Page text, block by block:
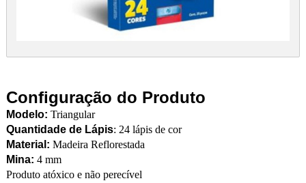
Configuração do Produto
Modelo: Triangular
Quantidade de Lápis: 24 lápis de cor
Material: Madeira Reflorestada
Mina: 4 mm
Produto atóxico e não perecível